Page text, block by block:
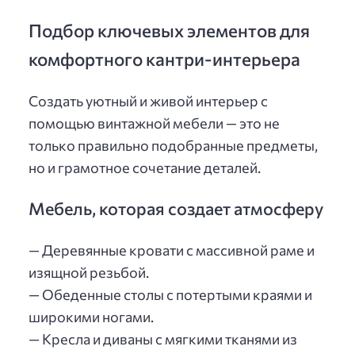
Подбор ключевых элементов для
комфортного кантри-интерьера
Создать уютный и живой интерьер с
помощью винтажной мебели — это не
только правильно подобранные предметы,
но и грамотное сочетание деталей.
Мебель, которая создает атмосферу
— Деревянные кровати с массивной раме и
изящной резьбой.
— Обеденные столы с потертыми краями и
широкими ногами.
— Кресла и диваны с мягкими тканями из